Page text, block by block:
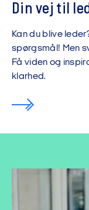
Din vej til
Kan du blive
spørgsmål! Men
Få viden og
klarhed.